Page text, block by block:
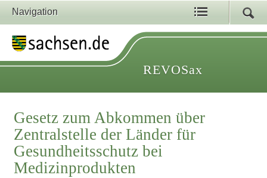
Navigation
REVOSax
Gesetz zum Abkommen über
Zentralstelle der Länder für
Gesundheitsschutz bei
Medizinprodukten